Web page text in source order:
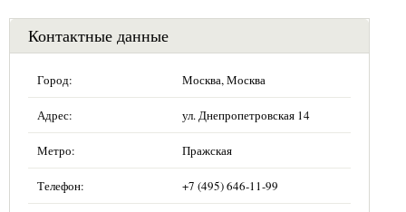
Контактные данные
Город: Москва, Москва
Адрес: ул. Днепропетровская 14
Метро: Пражская
Телефон: +7 (495) 646-11-99